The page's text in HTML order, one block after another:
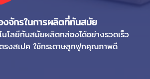
งจักรในการผลิตที่ทันสมัย
นโลยีทันสมัยผลิตกล่องได้อย่างรวดเร็ว
รงสเปค ใช้กระดาษลูกฟูกคุณภาพดี